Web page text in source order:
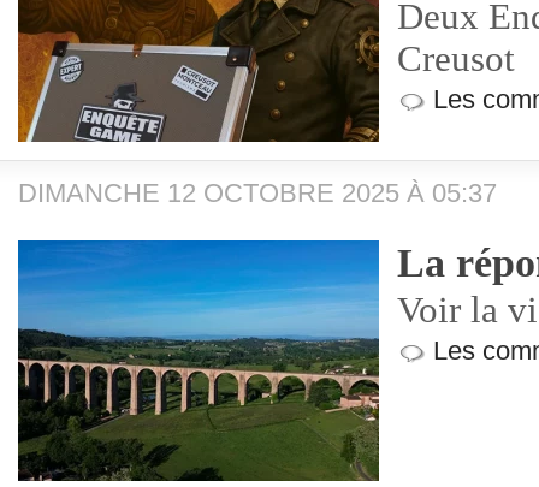
Deux
Creusot
Les
DIMANCHE 12 OCTOBRE 2025 À 05:37
La
Voir la
Les